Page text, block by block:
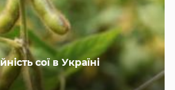
сої в Україні